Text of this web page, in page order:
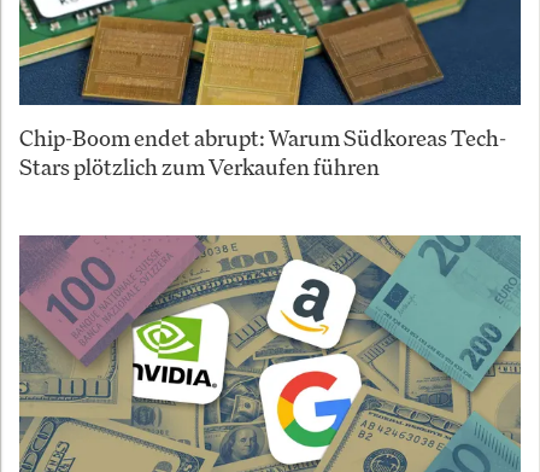
Chip-Boom endet abrupt: Warum Südkoreas Tech-
Stars plötzlich zum Verkaufen führen